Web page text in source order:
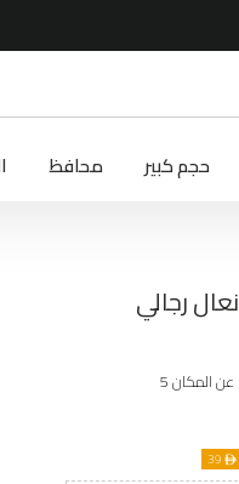
حجم كبير محافظ
39